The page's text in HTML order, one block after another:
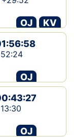
OJ
KV
OJ
OJ